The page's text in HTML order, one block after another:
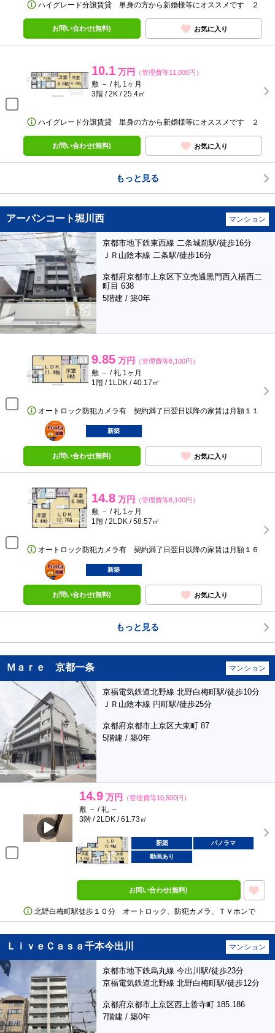
ハイグレード分譲賃貸 単身の方から新婚様等にオススメです ２
お問い合わせ(無料) お気に入り
10.1 万円 （管理費等11,000円）
敷 － / 礼 1ヶ月
3階 / 2K / 25.4㎡
ハイグレード分譲賃貸 単身の方から新婚様等にオススメです ２
お問い合わせ(無料) お気に入り
もっと見る
アーバンコート堀川西 マンション
京都市地下鉄東西線 二条城前駅/徒歩16分
ＪＲ山陰本線 二条駅/徒歩16分
京都府京都市上京区下立売通黒門西入橋西二
町目 638
5階建 / 築0年
9.85 万円 （管理費等8,100円）
敷 － / 礼 1ヶ月
1階 / 1LDK / 40.17㎡
オートロック防犯カメラ有 契約満了日翌日以降の家賃は月額１１
ポンタ
部屋
新築
お問い合わせ(無料) お気に入り
14.8 万円 （管理費等8,100円）
敷 － / 礼 1ヶ月
1階 / 2LDK / 58.57㎡
オートロック防犯カメラ有 契約満了日翌日以降の家賃は月額１６
ポンタ
部屋
新築
お問い合わせ(無料) お気に入り
もっと見る
Ｍａｒｅ 京都一条 マンション
京福電気鉄道北野線 北野白梅町駅/徒歩10分
ＪＲ山陰本線 円町駅/徒歩25分
京都府京都市上京区大東町 87
5階建 / 築0年
14.9 万円 （管理費等10,500円）
敷 － / 礼 －
3階 / 2LDK / 61.73㎡
新築
パノラマ
動画あり
お問い合わせ(無料)
北野白梅町駅徒歩１０分 オートロック、防犯カメラ、ＴＶホンで
ＬｉｖｅＣａｓａ千本今出川 マンション
京都市地下鉄烏丸線 今出川駅/徒歩23分
京福電気鉄道北野線 北野白梅町駅/徒歩12分
京都府京都市上京区西上善寺町 185.186
7階建 / 築0年